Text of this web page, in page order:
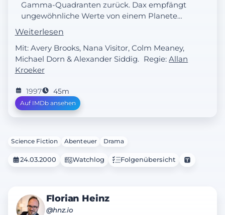
Gamma-Quadranten zurück. Dax empfängt
ungewöhnliche Werte von einem Planeten
und überredet Sisko zu einem Abstecher.
Sie treffen auf eine kleine Kolonie. Die
Kolonisten behaupten, die Nachkommen
der Defiant-Crew zu sein.
Weiterlesen
Mit: Avery Brooks, Nana Visitor, Colm Meaney,
Michael Dorn & Alexander Siddig. Regie:Allan
Kroeker
1997 45m
Auf IMDb ansehen
Science Fiction Abenteuer Drama
24.03.2000 Watchlog Folgenübersicht
Florian Heinz
@hnz.io